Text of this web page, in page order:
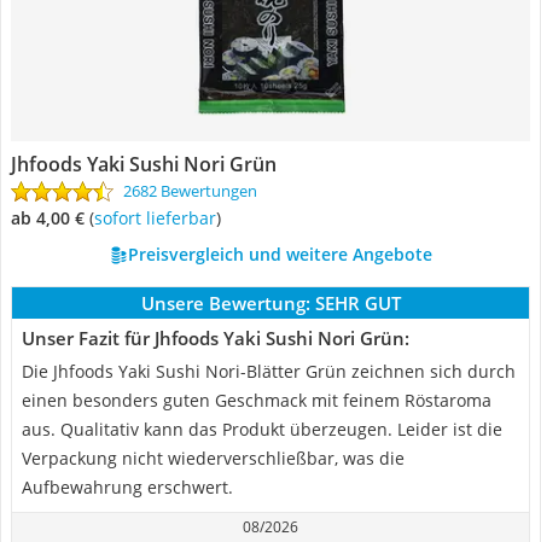
Jhfoods Yaki Sushi Nori Grün
2682 Bewertungen
ab 4,00 € ( Sofort lieferbar)
Preisvergleich und weitere Angebote
Unsere Bewertung: SEHR GUT
Unser Fazit für Jhfoods Yaki Sushi Nori Grün:
Die Jhfoods Yaki Sushi Nori-Blätter Grün zeichnen sich durch
einen besonders guten Geschmack mit feinem Röstaroma
aus. Qualitativ kann das Produkt überzeugen. Leider ist die
Verpackung nicht wiederverschließbar, was die
Aufbewahrung erschwert.
08/2026